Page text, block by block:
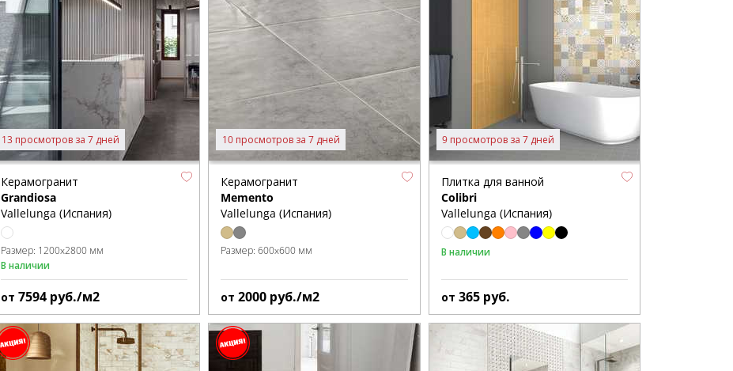
13 просмотров за 7 дней
Керамогранит
Grandiosa
Vallelunga (Испания)
Размер: 1200x2800 мм
В наличии
от 7594 руб./м2
10 просмотров за 7 дней
Керамогранит
Memento
Vallelunga (Испания)
Размер:600x600 мм
от2000 руб./м2
9 просмотров за 7 дней
Плитка для ванной
Colibri
Vallelunga (Испания)
В наличии
от 365 руб.